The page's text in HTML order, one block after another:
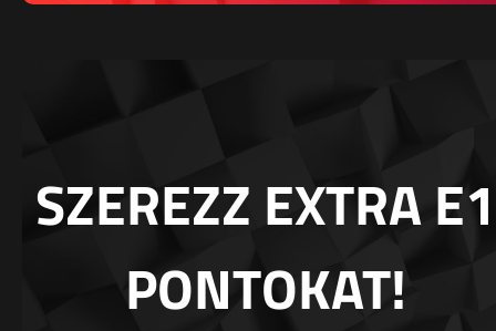
SZEREZZ EXTRA E1
PONTOKAT!